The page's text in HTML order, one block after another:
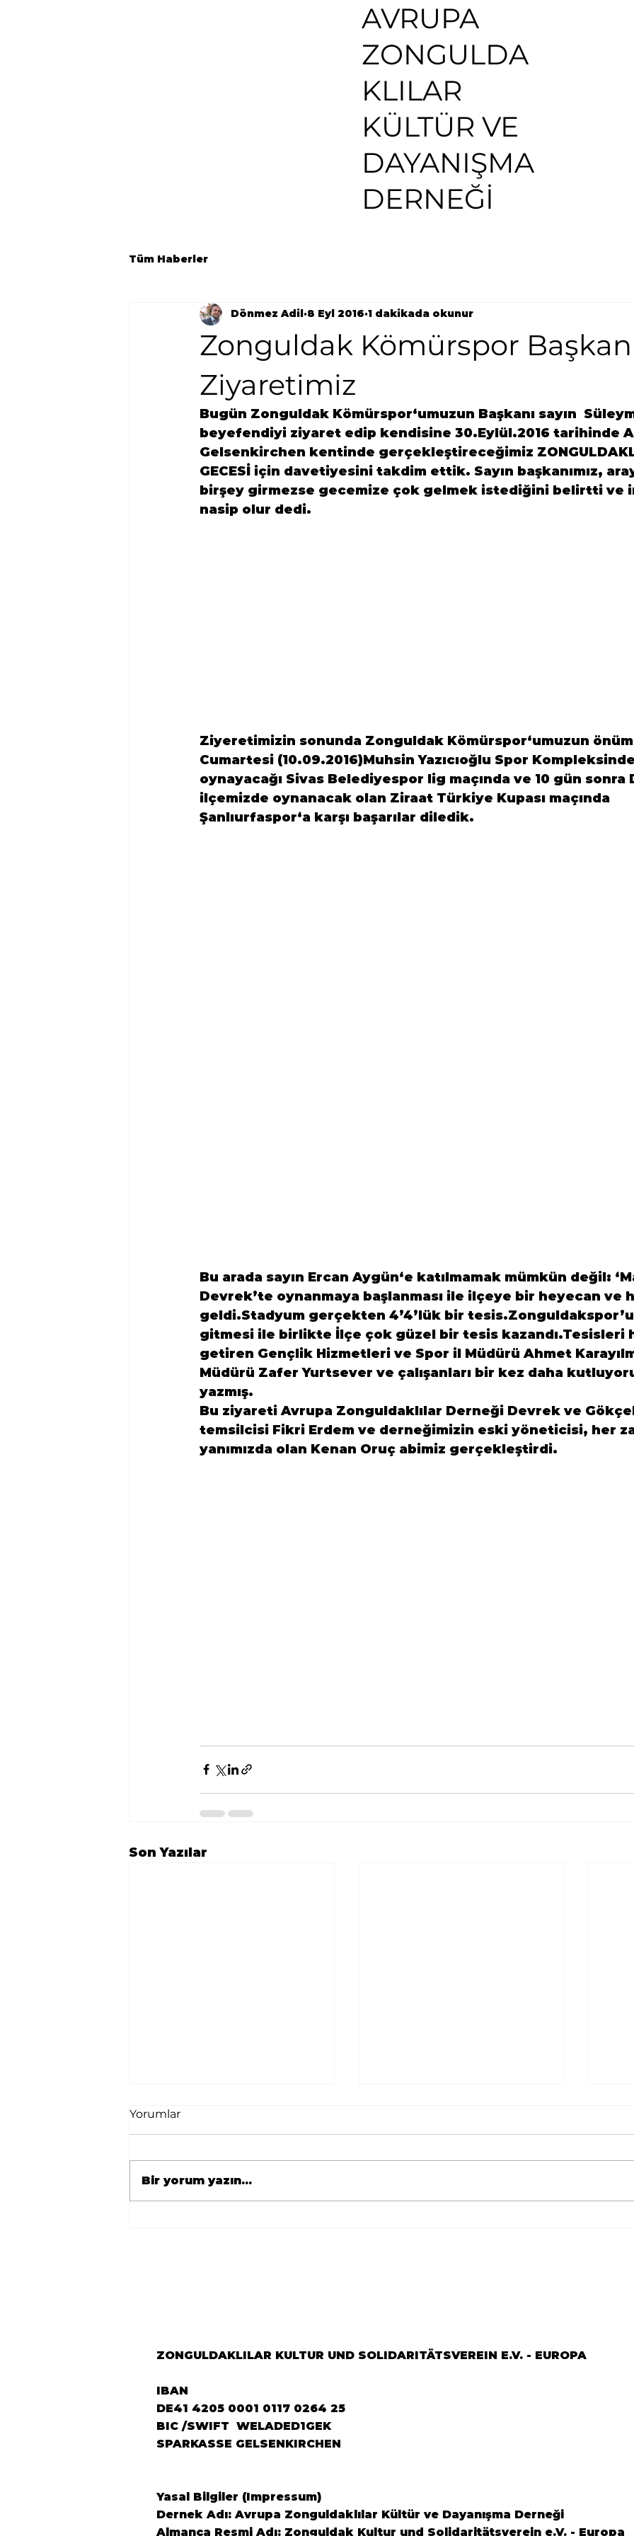
AVRUPA
ZONGULDA
KLILAR
KÜLTÜR VE
DAYANIŞMA
DERNEĞİ
Tüm Haberler
Zonguldak Kömürspor
Ziyaretimiz
Dönmez Adil 8 Eyl 2016 1 dakikada okunur
Bugün Zonguldak Kömürspor‘umuzun Başkanı sayın
beyefendiyi ziyaret edip kendisine 30.Eylül.2016 tarihinde
Gelsenkirchen kentinde gerçekleştireceğimiz
GECESİ için davetiyesini takdim ettik. Sayın başkanımız,
birşey girmezse gecemize çok gelmek istediğini belirtti ve
nasip olur dedi.
Ziyeretimizin sonunda Zonguldak Kömürspor‘umuzun
Cumartesi (10.09.2016)Muhsin Yazıcıoğlu Spor Kompleksinde
oynayacağı Sivas Belediyespor lig maçında ve 10 gün sonra
ilçemizde oynanacak olan Ziraat Türkiye Kupası maçında
Şanlıurfaspor‘a karşı başarılar diledik.
Bu arada sayın Ercan Aygün‘e katılmamak mümkün değil: ‘
Devrek’te oynanmaya başlanması ile ilçeye bir heyecan ve
geldi.Stadyum gerçekten 4’4’lük bir
gitmesi ile birlikte İlçe çok güzel bir tesis kazandı.Tesisleri
getiren Gençlik Hizmetleri ve Spor il Müdürü Ahmet
Müdürü Zafer Yurtsever ve çalışanları bir kez daha
yazmış.
Bu ziyareti Avrupa Zonguldaklılar Derneği Devrek ve
temsilcisi Fikri Erdem ve derneğimizin eski yöneticisi, her
yanımızda olan Kenan Oruç abimiz gerçekleştirdi.
Son Yazılar
Yorumlar
Bir yorum yazın...
ZONGULDAKLILAR KULTUR UND SOLIDARITÄTSVEREIN E.V. - EUROPA
IBAN
DE41 4205 0001 0117 0264 25
BIC /SWIFT WELADED1GEK
SPARKASSE GELSENKIRCHEN
Yasal Bilgiler (Impressum)
Dernek Adı: Avrupa Zonguldaklılar Kültür ve Dayanışma Derneği
Almanca Resmi Adı: Zonguldak Kultur und Solidaritätsverein e.V. - Europa